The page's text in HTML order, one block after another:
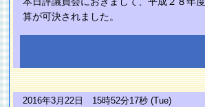
算が可決されました。
2016年3月22日 15時52分17秒 (Tue)